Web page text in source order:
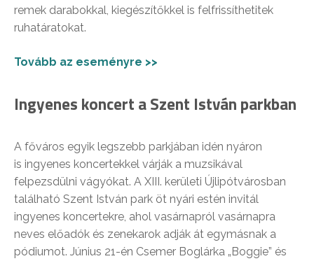
remek darabokkal, kiegészítőkkel is felfrissíthetitek
ruhatáratokat.
Tovább az eseményre >>
Ingyenes koncert a Szent István parkban
A főváros egyik legszebb parkjában idén nyáron
is ingyenes koncertekkel várják a muzsikával
felpezsdülni vágyókat. A XIII. kerületi Újlipótvárosban
található Szent István park öt nyári estén invitál
ingyenes koncertekre, ahol vasárnapról vasárnapra
neves előadók és zenekarok adják át egymásnak a
pódiumot. Június 21-én Csemer Boglárka „Boggie” és